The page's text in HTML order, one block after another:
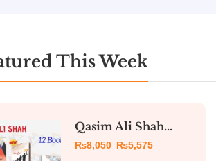
This Week
Qasim Ali Shah...
₨8,050 ₨5,575